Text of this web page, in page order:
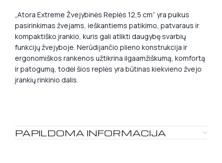
„Atora Extreme Žvejybinės Replės 12,5 cm“ yra puikus
pasirinkimas žvejams, ieškantiems patikimo, patvaraus ir
kompaktiško įrankio, kuris gali atlikti daugybę svarbių
funkcijų žvejyboje. Nerūdijančio plieno konstrukcija ir
ergonomiškos rankenos užtikrina ilgaamžiškumą, komfortą
ir patogumą, todėl šios replės yra būtinas kiekvieno žvejo
įrankių rinkinio dalis.
PAPILDOMA INFORMACIJA